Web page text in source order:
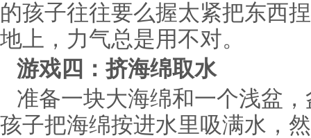
的孩子往往要么握太紧把东西
地上，力气总是用不对。
游戏四：挤海绵取水
准备一块大海绵和一个浅盆
孩子把海绵按进水里吸满水，